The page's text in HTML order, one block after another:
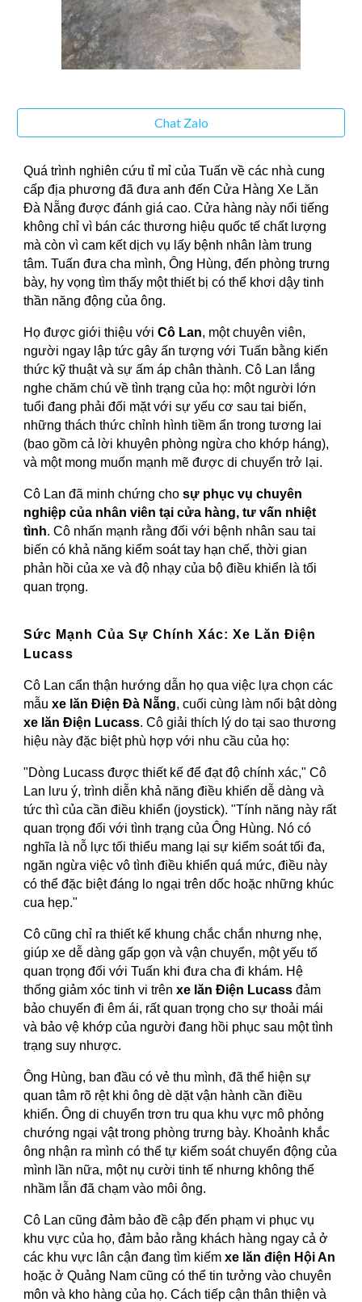
Chat Zalo
Quá trình nghiên cứu tỉ mỉ của Tuấn về các nhà cung
cấp địa phương đã đưa anh đến Cửa Hàng Xe Lăn
Đà Nẵng được đánh giá cao. Cửa hàng này nổi tiếng
không chỉ vì bán các thương hiệu quốc tế chất lượng
mà còn vì cam kết dịch vụ lấy bệnh nhân làm trung
tâm. Tuấn đưa cha mình, Ông Hùng, đến phòng trưng
bày, hy vọng tìm thấy một thiết bị có thể khơi dậy tinh
thần năng động của ông.
Họ được giới thiệu vớiCô Lan, một chuyên viên,
người ngay lập tức gây ấn tượng với Tuấn bằng kiến
thức kỹ thuật và sự ấm áp chân thành. Cô Lan lắng
nghe chăm chú về tình trạng của họ: một người lớn
tuổi đang phải đối mặt với sự yếu cơ sau tai biến,
những thách thức chỉnh hình tiềm ẩn trong tương lai
(bao gồm cả lời khuyên phòng ngừa cho khớp háng),
và một mong muốn mạnh mẽ được di chuyển trở lại.
Cô Lan đã minh chứng chosự phục vụ chuyên
nghiệp của nhân viên tại cửa hàng, tư vấn nhiệt
tình. Cô nhấn mạnh rằng đối với bệnh nhân sau tai
biến có khả năng kiểm soát tay hạn chế, thời gian
phản hồi của xe và độ nhạy của bộ điều khiển là tối
quan trọng.
Sức Mạnh Của Sự Chính Xác: Xe Lăn Điện
Lucass
Cô Lan cẩn thận hướng dẫn họ qua việc lựa chọn các
mẫuxe lăn Điện Đà Nẵng, cuối cùng làm nổi bật dòng
xe lăn Điện Lucass. Cô giải thích lý do tại sao thương
hiệu này đặc biệt phù hợp với nhu cầu của họ:
"Dòng Lucass được thiết kế để đạt độ chính xác," Cô
Lan lưu ý, trình diễn khả năng điều khiển dễ dàng và
tức thì của cần điều khiển (joystick). "Tính năng này rất
quan trọng đối với tình trạng của Ông Hùng. Nó có
nghĩa là nỗ lực tối thiểu mang lại sự kiểm soát tối đa,
ngăn ngừa việc vô tình điều khiển quá mức, điều này
có thể đặc biệt đáng lo ngại trên dốc hoặc những khúc
cua hẹp."
Cô cũng chỉ ra thiết kế khung chắc chắn nhưng nhẹ,
giúp xe dễ dàng gấp gọn và vận chuyển, một yếu tố
quan trọng đối với Tuấn khi đưa cha đi khám. Hệ
thống giảm xóc tinh vi trênxe lăn Điện Lucass đảm
bảo chuyến đi êm ái, rất quan trọng cho sự thoải mái
và bảo vệ khớp của người đang hồi phục sau một tình
trạng suy nhược.
Ông Hùng, ban đầu có vẻ thu mình, đã thể hiện sự
quan tâm rõ rệt khi ông dè dặt vận hành cần điều
khiển. Ông di chuyển trơn tru qua khu vực mô phỏng
chướng ngại vật trong phòng trưng bày. Khoảnh khắc
ông nhận ra mình có thể tự kiểm soát chuyển động của
mình lần nữa, một nụ cười tinh tế nhưng không thể
nhầm lẫn đã chạm vào môi ông.
Cô Lan cũng đảm bảo đề cập đến phạm vi phục vụ
khu vực của họ, đảm bảo rằng khách hàng ngay cả ở
các khu vực lân cận đang tìm kiếmxe lăn điện Hội An
hoặc ở Quảng Nam cũng có thể tin tưởng vào chuyên
môn và kho hàng của họ. Cách tiếp cận thân thiện và